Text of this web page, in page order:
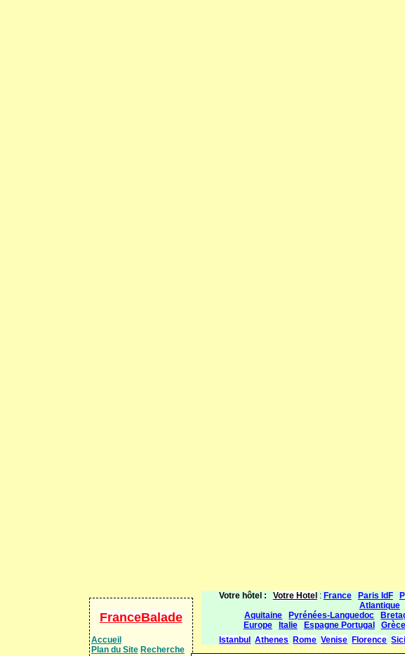
Votre hôtel : Votre Hotel: France Paris IdF
Atlantique
Aquitaine
Pyrénées-Languedoc
Europe
Italie Espagne Portugal Grèce
Istanbul Athenes Rome Venise Florence
FranceBalade
Accueil
Plan du Site Recherche